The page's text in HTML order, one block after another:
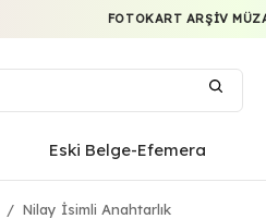
FOTOKART ARŞIV
Eski Belge-Efemera
/ Nilay İsimli Anahtarlık